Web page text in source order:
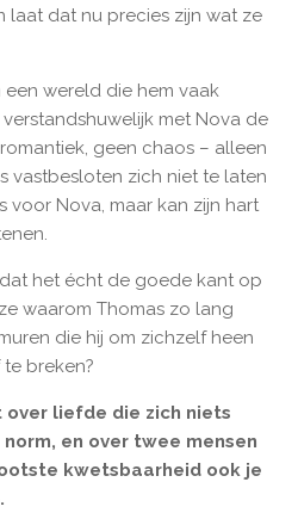
laat dat nu precies zijn wat ze
wereld die hem vaak
met Nova de
geen chaos – alleen
vastbesloten zich niet te laten
voor Nova, maar kan zijn hart
het écht de goede kant op
waarom Thomas zo lang
die hij om zichzelf heen
breken?
over liefde die zich niets
en over twee mensen
kwetsbaarheid ook je